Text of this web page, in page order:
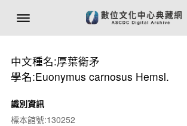
中文種名:厚葉衛矛
學名:Euonymus carnosus Hemsl.
識別資訊
標本館號:130252